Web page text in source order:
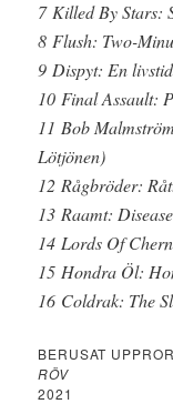
7 Killed By Stars:
8 Flush: Two-
9 Dispyt: En
10 Final Assault:
11 Bob
Lötjönen)
12 Rågbröder:
13 Raamt: Disease
14 Lords Of
15 Hondra Öl:
16 Coldrak: The
BERUSAT
RÖV
2021